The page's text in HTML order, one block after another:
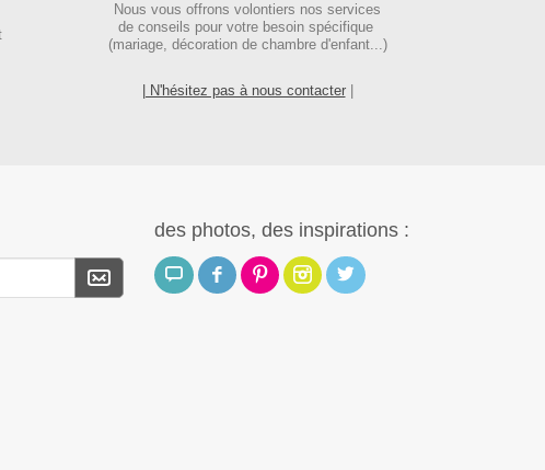
Nous vous offrons volontiers nos services
de conseils pour votre besoin spécifique
(mariage, décoration de chambre d'enfant...)
| N'hésitez pas à nous contacter|
des photos, des inspirations :